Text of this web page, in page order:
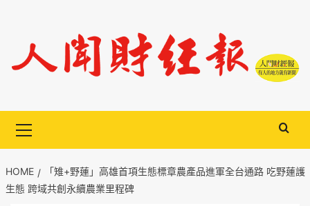
content
Menu
HOME
「雉+野蓮」高雄首項生態標章農產品進軍全台通路 吃野蓮護
生態 跨域共創永續農業里程碑